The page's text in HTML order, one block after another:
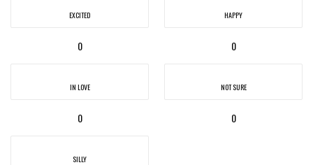
EXCITED
0
HAPPY
0
IN LOVE
0
NOT SURE
0
SILLY